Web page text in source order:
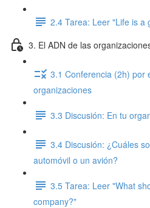
2.4 Tarea: Leer "Life is a
3. El ADN de las
3.1 Conferencia (2h) por
organizaciones
3.3 Discusión: En tu
3.4 Discusión: ¿Cuáles
automóvil o un avión?
3.5 Tarea: Leer "What
company?"